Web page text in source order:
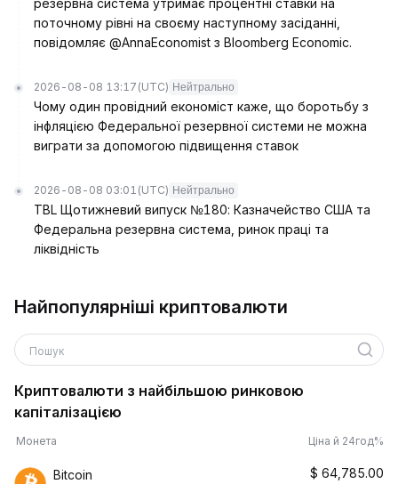
резервна система утримає процентні ставки на
поточному рівні на своєму наступному засіданні,
повідомляє @AnnaEconomist з Bloomberg Economic.
2026-08-08 13:17 (UTC) Нейтрально
Чому один провідний економіст каже, що боротьбу з
інфляцією Федеральної резервної системи не можна
виграти за допомогою підвищення ставок
2026-08-08 03:01 (UTC) Нейтрально
TBL Щотижневий випуск №180: Казначейство США та
Федеральна резервна система, ринок праці та
ліквідність
Найпопулярніші криптовалюти
Пошук
Криптовалюти з найбільшою ринковою
капіталізацією
Монета Ціна й 24год%
Bitcoin $ 64,785.00